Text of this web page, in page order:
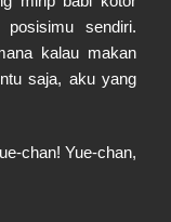
sendiri.
kalau makan
saja, aku yang
chan! Yue-chan,